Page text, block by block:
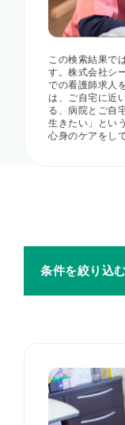
この検索結果で
す。株式会社シ
での看護師求人
は、ご自宅に近
る、病院とご自
生きたい」とい
心身のケアをし
条件を絞り込む